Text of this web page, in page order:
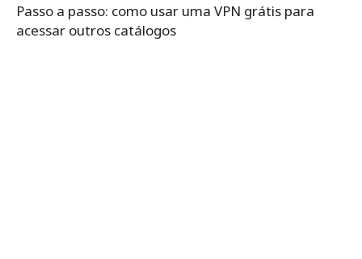
Passo a passo: como usar uma VPN grátis para
acessar outros catálogos